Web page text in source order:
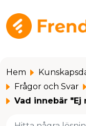
Hoppa över till
Hem
Frågor och Svar
Vad innebär